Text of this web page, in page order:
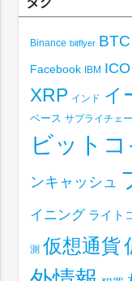
Binance bitflyer BTC
Facebook IBM ICO
XRP インド イ
ベース サプライチェ
ビット
ンキャッシュ
イニング ライト
測 仮想通貨